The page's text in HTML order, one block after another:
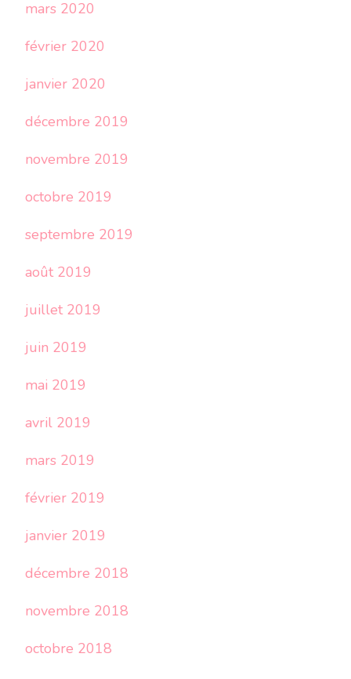
mars 2020
février 2020
janvier 2020
décembre 2019
novembre 2019
octobre 2019
septembre 2019
août 2019
juillet 2019
juin 2019
mai 2019
avril 2019
mars 2019
février 2019
janvier 2019
décembre 2018
novembre 2018
octobre 2018